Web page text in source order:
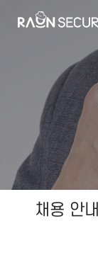
채용 안내